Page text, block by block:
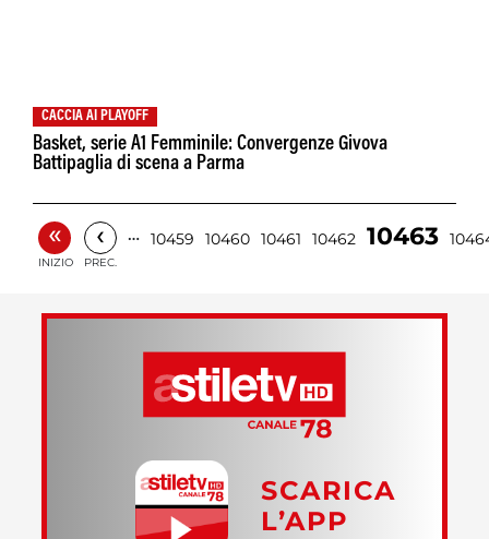
CACCIA AI PLAYOFF
Basket, serie A1 Femminile: Convergenze Givova
Battipaglia di scena a Parma
«
INIZIO
‹
PREC.
… 10459 10460 10461 10462 10463
SCARICA
L’APP